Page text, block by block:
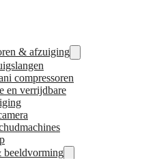
& afzuiging
compressoren
en verrijdbare
beeldvorming